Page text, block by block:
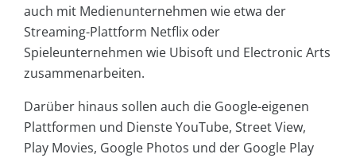
auch mit Medienunternehmen wie etwa der
Streaming-Plattform Netflix oder
Spieleunternehmen wie Ubisoft und Electronic Arts
zusammenarbeiten.
Darüber hinaus sollen auch die Google-eigenen
Plattformen und Dienste YouTube, Street View,
Play Movies, Google Photos und der Google Play